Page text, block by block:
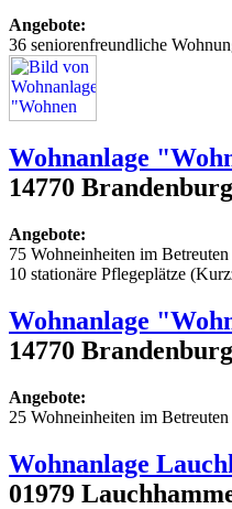
Angebote:
36 seniorenfreundliche
Wohnanlage
14770
Angebote:
75 Wohneinheiten im
10 stationäre Pflegeplätze
Wohnanlage
14770
Angebote:
25 Wohneinheiten im
Wohnanlage
01979